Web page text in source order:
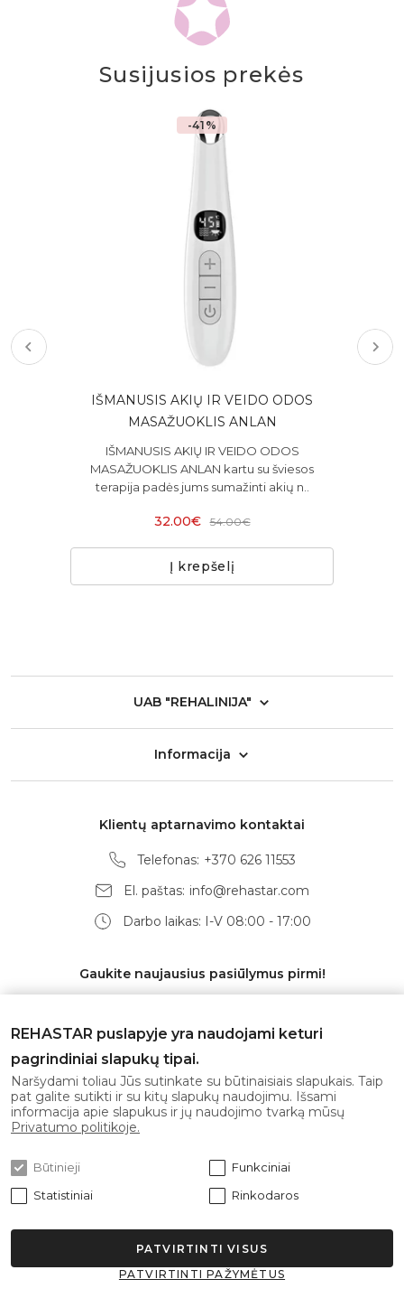
Susijusios prekės
-41%
IŠMANUSIS AKIŲ IR VEIDO ODOS
MASAŽUOKLIS ANLAN
IŠMANUSIS AKIŲ IR VEIDO ODOS
MASAŽUOKLIS ANLAN kartu su šviesos
terapija padės jums sumažinti akių n..
32.00€ 54.00€
Į krepšelį
UAB "REHALINIJA"
Informacija
Klientų aptarnavimo kontaktai
Telefonas: +370 626 11553
El. paštas: info@rehastar.com
Darbo laikas: I-V 08:00 - 17:00
Gaukite naujausius pasiūlymus pirmi!
Prenumeruoti
Sutinku su privatumo politika
© 2026 Rehastar Visos teisės saugomos.
Sprendimas:
REHASTAR puslapyje yra naudojami keturi
pagrindiniai slapukų tipai.
Naršydami toliau Jūs sutinkate su būtinaisiais slapukais. Taip
pat galite sutikti ir su kitų slapukų naudojimu. Išsami
informacija apie slapukus ir jų naudojimo tvarką mūsų
Privatumo politikoje.
Būtinieji
Funkciniai
Statistiniai
Rinkodaros
PATVIRTINTI PAŽYMĖTUS
PATVIRTINTI VISUS